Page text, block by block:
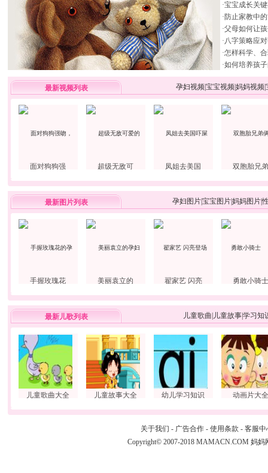
·宝宝成长关
· 防止家教中
·父母如何让
·八字策略应
·怎样科学、
·如何培养孩
最新视频列表 孕妇视频宝宝视频妈妈视频
面对狗狗强 超级无敌可 凤姐去美国 双胞胎兄弟
最新图片列表 孕妇图片宝宝图片妈妈图片
手握玫瑰花 美丽袁立的 翟家艺 闪亮 勇敢小骑士
最新儿歌列表 儿童歌曲 儿童故事学习知
儿童歌曲大全 儿童故事大全 幼儿学习知识 动画片大全
关于我们 - 广告合作 - 使用条款 - 客服中
Copyright© 2007-2018 MAMACN.COM 妈妈